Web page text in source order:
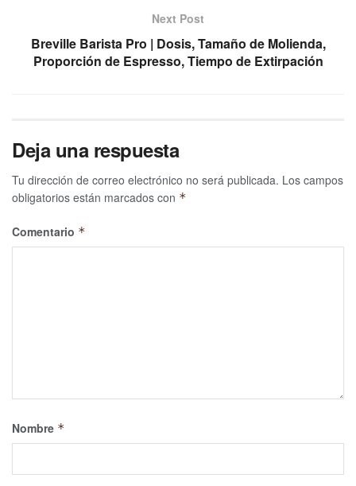
Next Post
Breville Barista Pro | Dosis, Tamaño de Molienda,
Proporción de Espresso, Tiempo de Extirpación
Deja una respuesta
Tu dirección de correo electrónico no será publicada. Los campos
obligatorios están marcados con *
Comentario *
Nombre *